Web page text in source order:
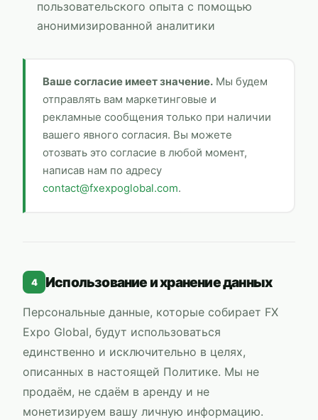
пользовательского опыта с помощью
анонимизированной аналитики
Ваше согласие имеет значение. Мы будем
отправлять вам маркетинговые и
рекламные сообщения только при наличии
вашего явного согласия. Вы можете
отозвать это согласие в любой момент,
написав нам по адресу
contact@fxexpoglobal.com.
4 Использование и хранение данных
Персональные данные, которые собирает FX
Expo Global, будут использоваться
единственно и исключительно в целях,
описанных в настоящей Политике. Мы не
продаём, не сдаём в аренду и не
монетизируем вашу личную информацию.